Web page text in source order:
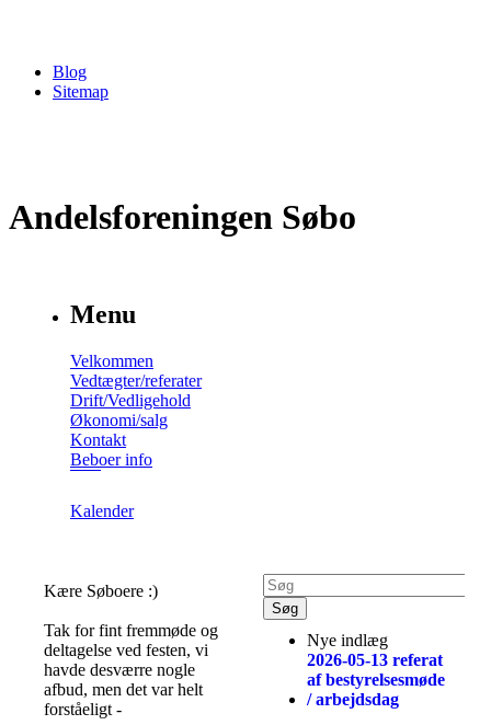
Blog
Sitemap
Andelsforeningen Søbo
Menu
Velkommen
Vedtægter/referater
Drift/Vedligehold
Økonomi/salg
Kontakt
Beboer info
Kalender
Kære Søboere :)
Tak for fint fremmøde og
deltagelse ved festen, vi
havde desværre nogle
afbud, men det var helt
forståeligt -
Nye indlæg
2026-05-13 referat
af bestyrelsesmøde
/ arbejdsdag